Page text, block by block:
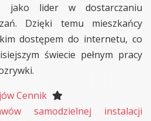
jako lider w dostarczaniu
Dzięki temu mieszkańcy
dostępem do internetu, co
świecie pełnym pracy
Cennik
samodzielnej instalacji